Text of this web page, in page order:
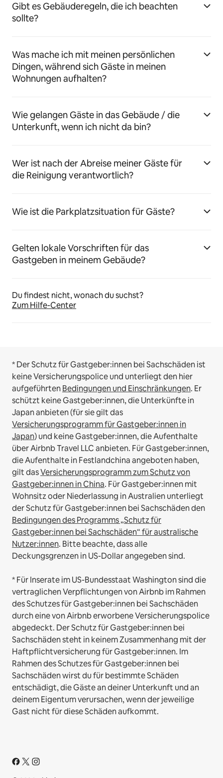
Gibt es Gebäuderegeln, die ich beachten
sollte?
Was mache ich mit meinen persönlichen
Dingen, während sich Gäste in meinen
Wohnungen aufhalten?
Wie gelangen Gäste in das Gebäude / die
Unterkunft, wenn ich nicht da bin?
Wer ist nach der Abreise meiner Gäste für
die Reinigung verantwortlich?
Wie ist die Parkplatzsituation für Gäste?
Gelten lokale Vorschriften für das
Gastgeben in meinem Gebäude?
Du findest nicht, wonach du suchst?
Zum Hilfe-Center
* Der Schutz für Gastgeber:innen bei Sachschäden ist
keine Versicherungspolice und unterliegt den hier
aufgeführtenBedingungen und Einschränkungen. Er
schützt keine Gastgeber:innen, die Unterkünfte in
Japan anbieten (für sie gilt das
Versicherungsprogramm für Gastgeber:innen in
Japan) und keine Gastgeber:innen, die Aufenthalte
über Airbnb Travel LLC anbieten. Für Gastgeber:innen,
die Aufenthalte in Festlandchina angeboten haben,
gilt dasVersicherungsprogramm zum Schutz von
Gastgeber:innen in China. Für Gastgeber:innen mit
Wohnsitz oder Niederlassung in Australien unterliegt
der Schutz für Gastgeber:innen bei Sachschäden den
Bedingungen des Programms „Schutz für
Gastgeber:innen bei Sachschäden“ für australische
Nutzer:innen. Bitte beachte, dass alle
Deckungsgrenzen in US-Dollar angegeben sind.
* Für Inserate im US-Bundesstaat Washington sind die
vertraglichen Verpflichtungen von Airbnb im Rahmen
des Schutzes für Gastgeber:innen bei Sachschäden
durch eine von Airbnb erworbene Versicherungspolice
abgedeckt. Der Schutz für Gastgeber:innen bei
Sachschäden steht in keinem Zusammenhang mit der
Haftpflichtversicherung für Gastgeber:innen. Im
Rahmen des Schutzes für Gastgeber:innen bei
Sachschäden wirst du für bestimmte Schäden
entschädigt, die Gäste an deiner Unterkunft und an
deinem Eigentum verursachen, wenn der jeweilige
Gast nicht für diese Schäden aufkommt.